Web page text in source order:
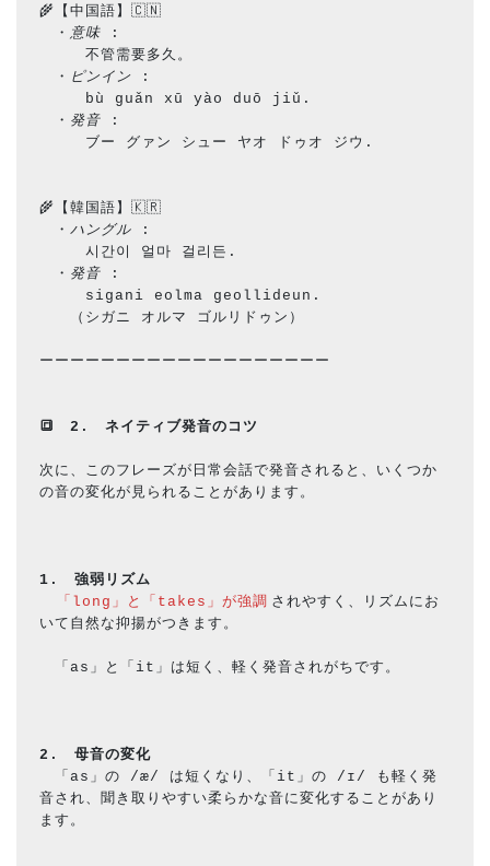
🌾【中国語】🇨🇳
・ 意味 :
不管需要多久。
・ ピンイン :
bù guǎn xū yào duō jiǔ.
・ 発音 :
ブー グァン シュー ヤオ ドゥオ ジウ.
🌾【韓国語】🇰🇷
・ ハングル :
시간이 얼마 걸리든.
・ 発音 :
sigani eolma geollideun.
（シガニ オルマ ゴルリドゥン）
ーーーーーーーーーーーーーーーーーーー
🔳 2.　ネイティブ発音のコツ
次に、このフレーズが日常会話で発音されると、いくつか
の音の変化が見られることがあります。
1.　強弱リズム
「long」と「takes」が強調 されやすく、リズムにお
いて自然な抑揚がつきます。
「as」と「it」は短く、軽く発音されがちです。
2.　母音の変化
「as」の /æ/ は短くなり、「it」の /ɪ/ も軽く発
音され、聞き取りやすい柔らかな音に変化することがあり
ます。